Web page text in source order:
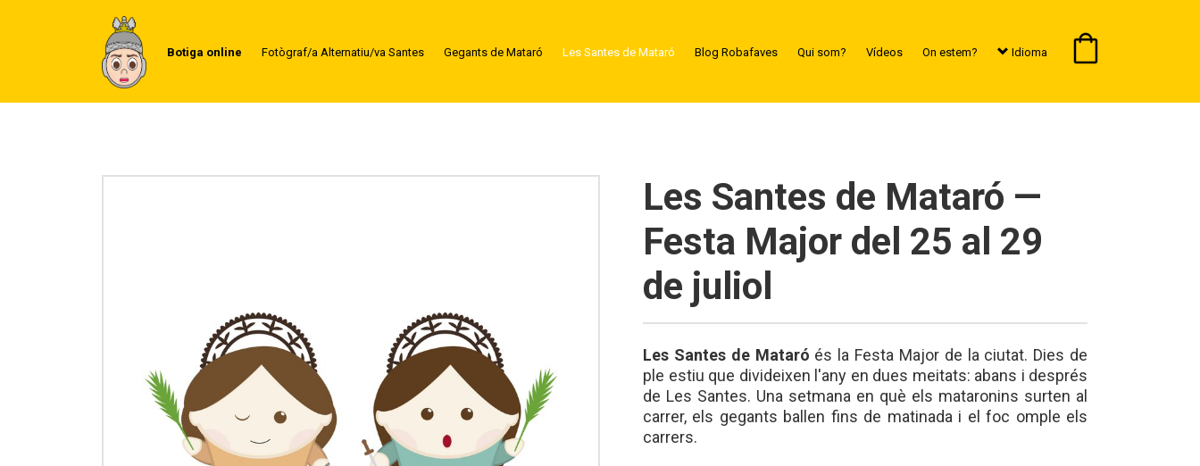
Botiga online Fotògraf/a Alternatiu/va Santes Gegants de Mataró Les Santes de Mataró Blog Robafaves Qui som? Vídeos On estem? Idioma
Les Santes de Mataró —
Festa Major del 25 al 29
de juliol
Les Santes de Mataró és la Festa Major de la ciutat. Dies de
ple estiu que divideixen l'any en dues meitats: abans i després
de Les Santes. Una setmana en què els mataronins surten al
carrer, els gegants ballen fins de matinada i el foc omple els
carrers.